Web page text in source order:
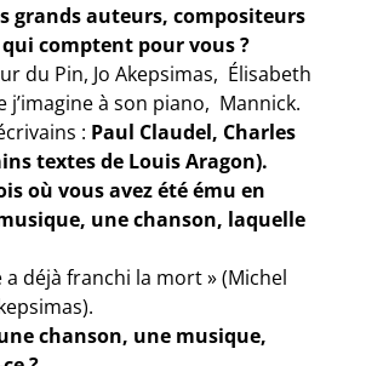
grands auteurs, compositeurs
comptent pour vous ?
du Pin, Jo Akepsimas, Élisabeth
j’imagine à son piano, Mannick.
: Paul Claudel, Charles
textes de Louis Aragon).
où vous avez été ému en
une chanson, laquelle
a déjà franchi la mort » (Michel
chanson, une musique,